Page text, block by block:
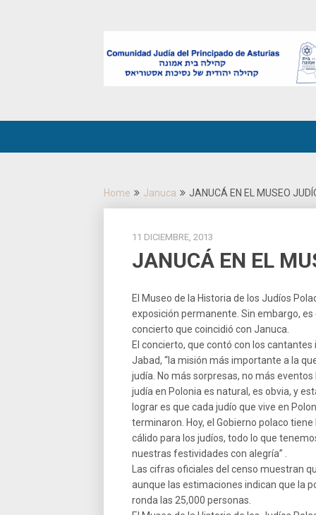
Home Januca JANUCÁ EN EL MUSEO
11 DICIEMBRE, 2013
JANUCÁ EN EL
El Museo de la Historia de los Judíos
exposición permanente. Sin embargo,
concierto que coincidió con Januca.
El concierto, que contó con los cantantes
Jabad, “la misión más importante a la
judía. No más sorpresas, no más
judía en Polonia es natural, es obvia, y
lograr es que cada judío que vive en
terminaron. Hoy, el Gobierno polaco
cálido para los judíos, todo lo que
nuestras festividades con alegría” .
Las cifras oficiales del censo muestran
aunque las estimaciones indican que la
ronda las 25,000 personas.